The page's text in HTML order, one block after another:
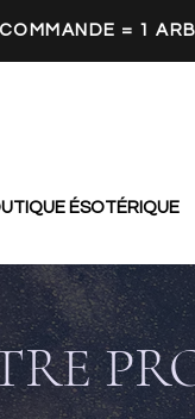
= 1
ÉSOTÉRIQUE